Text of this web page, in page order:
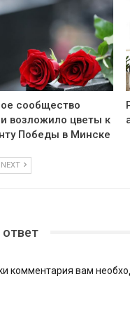
сообщество
возложило цветы к
Победы в Минске
NEXT
ответ
комментария вам